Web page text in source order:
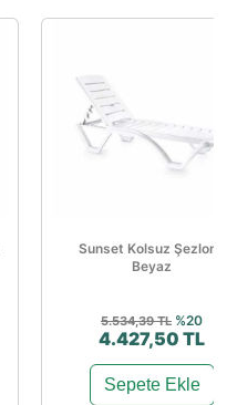
Sunset Kolsuz Şezlong
Beyaz
5.534,39 TL %20
4.427,50 TL
Sepete Ekle